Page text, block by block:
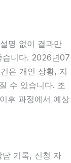
명 없이 결과만
습니다. 2026년07
은 개인 상황, 지
수 있습니다. 조
후 과정에서 예상
담 기록, 신청 자